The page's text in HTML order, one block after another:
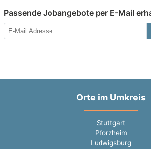
Passende Jobangebote per E-Mail
Orte im Umkreis
Stuttgart
Pforzheim
Ludwigsburg